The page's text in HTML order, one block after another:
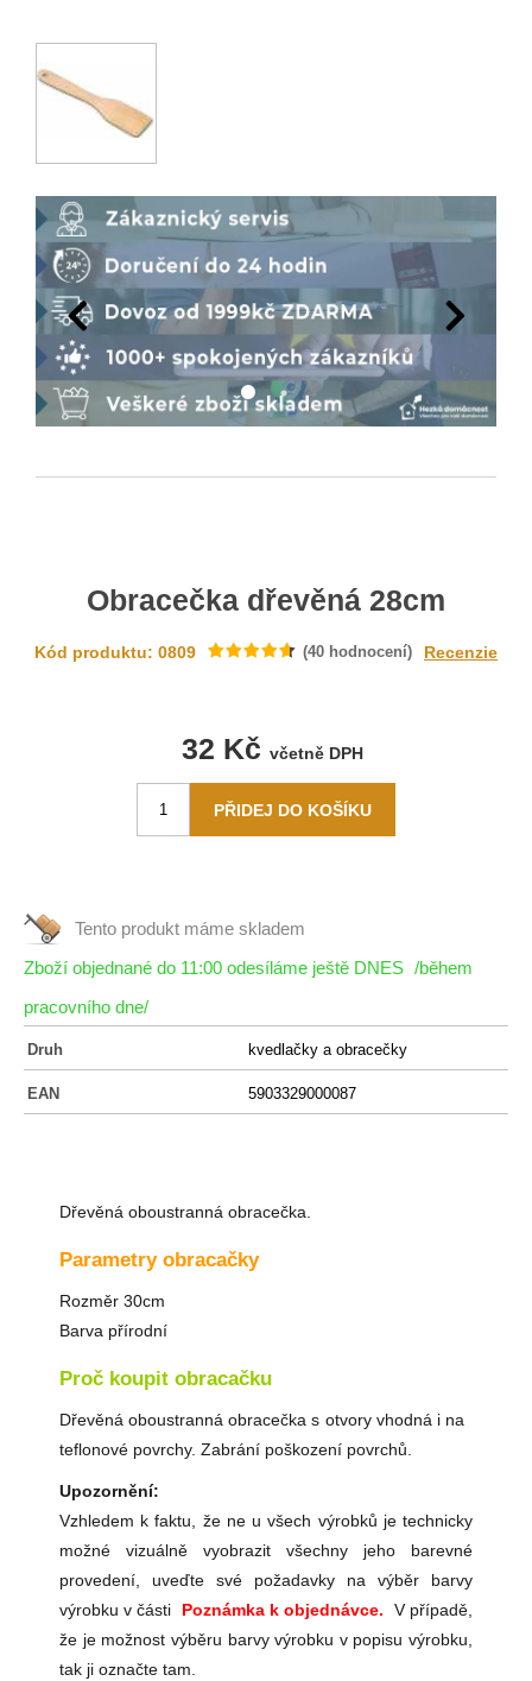
Obracečka dřevěná 28cm
Kód produktu: 0809 (40 hodnocení) Recenzie
32 Kč včetně DPH
Tento produkt máme skladem
Zboží objednané do 11:00 odesíláme ještě DNES /během
pracovního dne/
Druh kvedlačky a obracečky
EAN 5903329000087
Dřevěná oboustranná obracečka.
Parametry obracačky
Rozměr 30cm
Barva přírodní
Proč koupit obracačku
Dřevěná oboustranná obracečka s otvory vhodná i na
teflonové povrchy. Zabrání poškození povrchů.
Upozornění:
Vzhledem k faktu, že ne u všech výrobků je technicky
možné vizuálně vyobrazit všechny jeho barevné
provedení, uveďte své požadavky na výběr barvy
výrobku v části Poznámka k objednávce.
V případě,
že je možnost výběru barvy výrobku v popisu výrobku,
tak ji označte tam.